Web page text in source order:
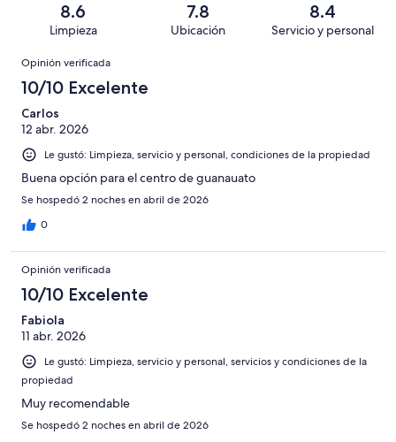
opiniones
opiniones
de
372
opiniones
Basada
28
de
opiniones
Terrible.
Basada
de
372
opiniones
8.6
Limpieza
7.8
Ubicación
8.4
Servicio y personal
Opiniones
Opinión verificada
10/10 Excelente
Carlos
12 abr. 2026
Le gustó: Limpieza, servicio y personal, condiciones de la propiedad
Buena opción para el centro de guanauato
Se hospedó 2 noches en abril de 2026
0
Opinión verificada
10/10 Excelente
Fabiola
11 abr. 2026
Le gustó: Limpieza, servicio y personal, servicios y condiciones de la
propiedad
Muy recomendable
Se hospedó 2 noches en abril de 2026